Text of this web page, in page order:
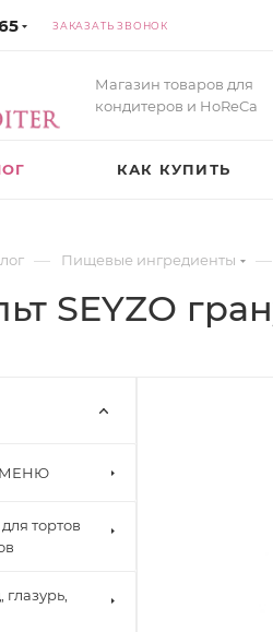
ЗАКАЗАТЬ ЗВОНОК
Магазин товаров для
кондитеров и HoReCa
КАК КУПИТЬ
— Пищевые ингредиенты —
SEYZO
МЕНЮ
тортов